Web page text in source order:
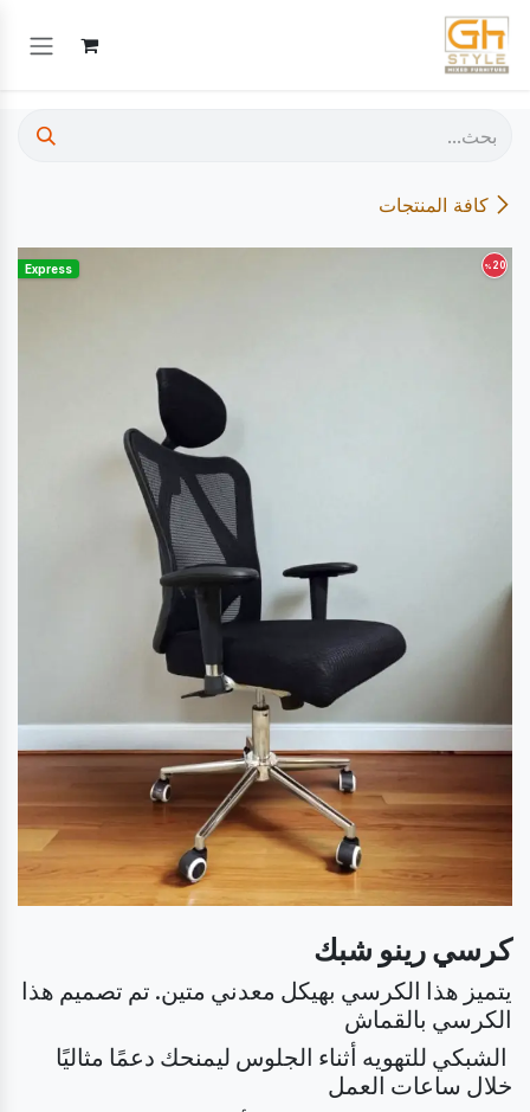
تخطي للذهاب إلى المحتوى
كافة المنتجات
Express 20
%
كرسي رينو شبك
يتميز هذا الكرسي بهيكل معدني متين. تم تصميم هذا
الكرسي بالقماش
الشبكي للتهويه أثناء الجلوس ليمنحك دعمًا مثاليًا
خلال ساعات العمل